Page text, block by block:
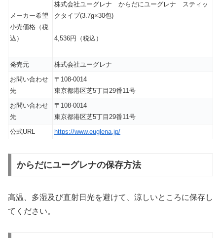
メーカー希望
小売価格（税
込）
株式会社ユーグレナ からだにユーグレナ スティッ
クタイプ(3.7g×30包)
4,536円（税込）
発売元
株式会社ユーグレナ
お問い合わせ
先
〒108-0014
東京都港区芝5丁目29番11号
お問い合わせ
先
〒108-0014
東京都港区芝5丁目29番11号
公式URL
https://www.euglena.jp/
からだにユーグレナの保存方法
高温、多湿及び直射日光を避けて、涼しいところに保存し
てください。